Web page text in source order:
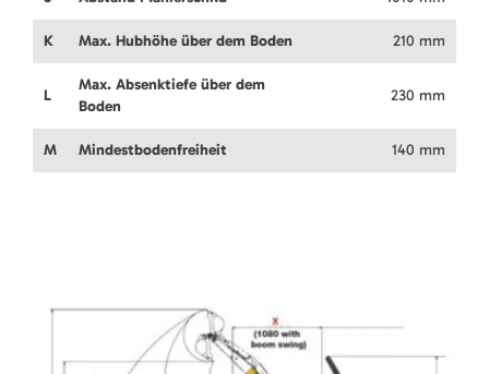
K Max. Hubhöhe über dem Boden 210 mm
L
Max. Absenktiefe über dem
Boden
230 mm
M Mindestbodenfreiheit 140 mm